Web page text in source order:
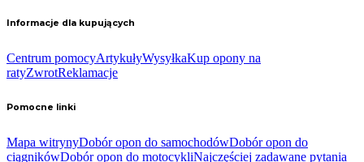
Informacje dla kupujących
Centrum pomocyArtykułyWysyłkaKup opony na
ratyZwrotReklamacje
Pomocne linki
Mapa witrynyDobór opon do samochodówDobór opon do
ciągnikówDobór opon do motocykliNajczęściej zadawane pytania